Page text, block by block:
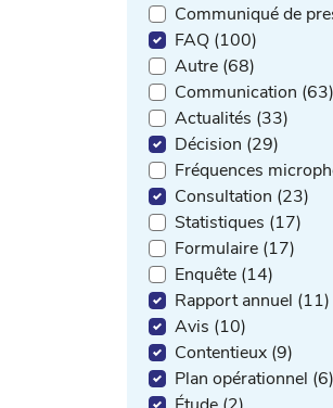
Communiqué de
FAQ (100)
Autre (68)
Communication (63)
Actualités (33)
Décision (29)
Fréquences
Consultation (23)
Statistiques (17)
Formulaire (17)
Enquête (14)
Rapport annuel (11)
Avis (10)
Contentieux (9)
Plan opérationnel (6)